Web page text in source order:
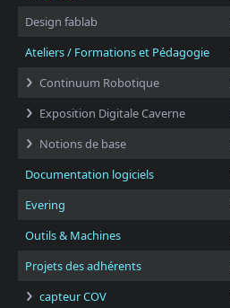
Design fablab
Ateliers / Formations et Pédagogie
Continuum Robotique
Exposition Digitale Caverne
Notions de base
Documentation logiciels
Evering
Outils & Machines
Projets des adhérents
capteur COV